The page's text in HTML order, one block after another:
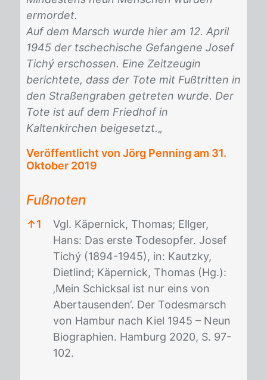
ermordet.
Auf dem Marsch wurde hier am 12. April
1945 der tschechische Gefangene Josef
Tichý erschossen. Eine Zeitzeugin
berichtete, dass der Tote mit Fußtritten in
den Straßengraben getreten wurde. Der
Tote ist auf dem Friedhof in
Kaltenkirchen beigesetzt.„
Veröffentlicht von Jörg Penning am 31.
Oktober 2019
Fußnoten
↑1
Vgl. Käpernick, Thomas; Ellger,
Hans: Das erste Todesopfer. Josef
Tichý (1894-1945), in: Kautzky,
Dietlind; Käpernick, Thomas (Hg.):
‚Mein Schicksal ist nur eins von
Abertausenden‘. Der Todesmarsch
von Hambur nach Kiel 1945 – Neun
Biographien. Hamburg 2020, S. 97-
102.